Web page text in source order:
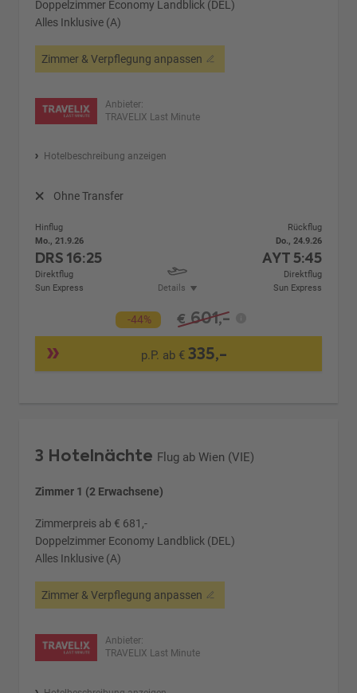
Doppelzimmer Economy Landblick (DEL)
Alles Inklusive (A)
Zimmer & Verpflegung anpassen
Anbieter:
TRAVELIX Last Minute
Hotelbeschreibung anzeigen
Ohne Transfer
Hinflug
Mo., 21.9.26
DRS16:25
Direktflug
Sun Express
Details
Rückflug
Do., 24.9.26
AYT5:45
Direktflug
Sun Express
-44% € 601,-
p.P. ab €335,-
3 Hotelnächte Flug ab Wien (VIE)
Zimmer 1 (2 Erwachsene)
Zimmerpreis ab € 681,-
Doppelzimmer Economy Landblick (DEL)
Alles Inklusive (A)
Zimmer & Verpflegung anpassen
Anbieter:
TRAVELIX Last Minute